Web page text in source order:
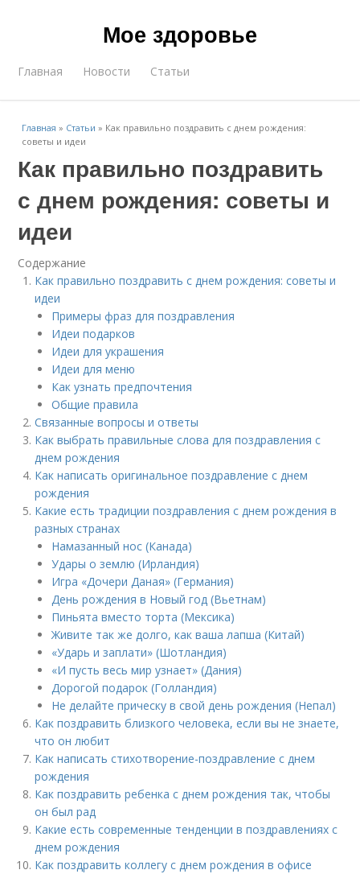
Мое здоровье
Главная Новости Статьи
Главная » Статьи » Как правильно поздравить с днем рождения:
советы и идеи
Как правильно поздравить
с днем рождения: советы и
идеи
Содержание
Как правильно поздравить с днем рождения: советы и
идеи
Примеры фраз для поздравления
Идеи подарков
Идеи для украшения
Идеи для меню
Как узнать предпочтения
Общие правила
Связанные вопросы и ответы
Как выбрать правильные слова для поздравления с
днем рождения
Как написать оригинальное поздравление с днем
рождения
Какие есть традиции поздравления с днем рождения в
разных странах
Намазанный нос (Канада)
Удары о землю (Ирландия)
Игра «Дочери Даная» (Германия)
День рождения в Новый год (Вьетнам)
Пиньята вместо торта (Мексика)
Живите так же долго, как ваша лапша (Китай)
«Ударь и заплати» (Шотландия)
«И пусть весь мир узнает» (Дания)
Дорогой подарок (Голландия)
Не делайте прическу в свой день рождения (Непал)
Как поздравить близкого человека, если вы не знаете,
что он любит
Как написать стихотворение-поздравление с днем
рождения
Как поздравить ребенка с днем рождения так, чтобы
он был рад
Какие есть современные тенденции в поздравлениях с
днем рождения
Как поздравить коллегу с днем рождения в офисе